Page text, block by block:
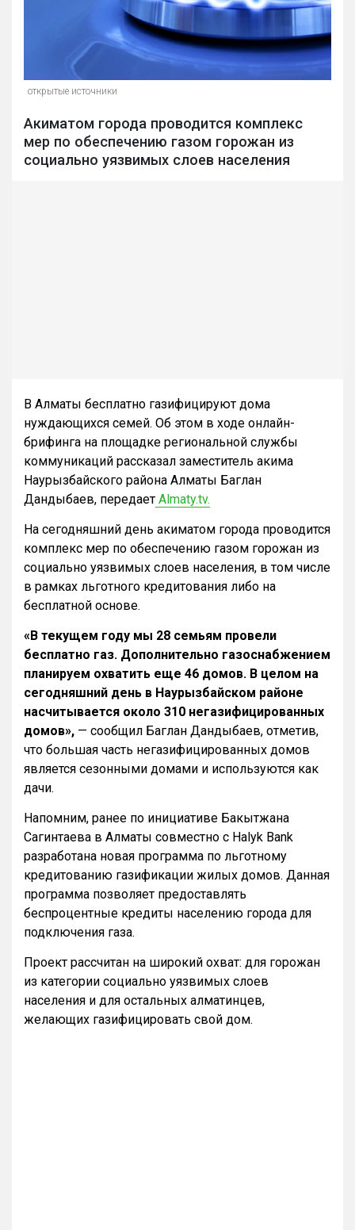
открытые источники
Акиматом города проводится комплекс
мер по обеспечению газом горожан из
социально уязвимых слоев населения
В Алматы бесплатно газифицируют дома
нуждающихся семей. Об этом в ходе онлайн-
брифинга на площадке региональной службы
коммуникаций рассказал заместитель акима
Наурызбайского района Алматы Баглан
Дандыбаев, передает Almaty.tv.
На сегодняшний день акиматом города проводится
комплекс мер по обеспечению газом горожан из
социально уязвимых слоев населения, в том числе
в рамках льготного кредитования либо на
бесплатной основе.
«В текущем году мы 28 семьям провели
бесплатно газ. Дополнительно газоснабжением
планируем охватить еще 46 домов. В целом на
сегодняшний день в Наурызбайском районе
насчитывается около 310 негазифицированных
домов», — сообщил Баглан Дандыбаев, отметив,
что большая часть негазифицированных домов
является сезонными домами и используются как
дачи.
Напомним, ранее по инициативе Бакытжана
Сагинтаева в Алматы совместно с Halyk Bank
разработана новая программа по льготному
кредитованию газификации жилых домов. Данная
программа позволяет предоставлять
беспроцентные кредиты населению города для
подключения газа.
Проект рассчитан на широкий охват: для горожан
из категории социально уязвимых слоев
населения и для остальных алматинцев,
желающих газифицировать свой дом.